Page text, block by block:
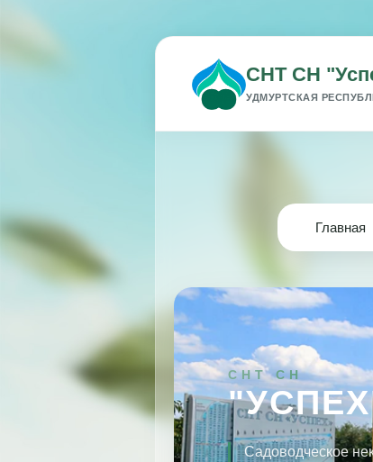
СНТ СН
УДМУРТСКАЯ
Главная
СНТ СН
Садоводческое